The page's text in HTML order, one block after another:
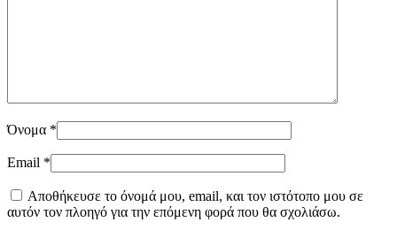
Όνομα *
Email *
Αποθήκευσε το όνομά μου, email, και τον ιστότοπο μου σε
αυτόν τον πλοηγό για την επόμενη φορά που θα σχολιάσω.